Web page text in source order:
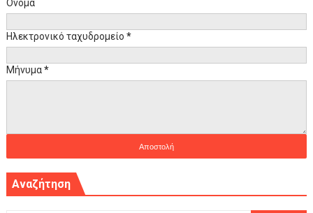
Όνομα
Ηλεκτρονικό ταχυδρομείο *
Μήνυμα*
Αναζήτηση